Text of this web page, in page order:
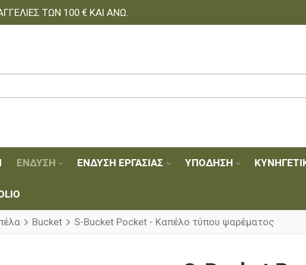
ΤΩΝ 100 € ΚΑΙ ΆΝΩ.
ΈΝΔΥΣΗ ΈΝΔΥΣΗ ΕΡΓΑΣΊΑΣ ΥΠΌΔΗΣΗ
Bucket S-Bucket Pocket - Καπέλο τύπου ψαρέματος